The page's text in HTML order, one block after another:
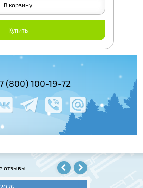
Купить
В корзину
+7 (495)
(800) 100-19-72
отзывы: